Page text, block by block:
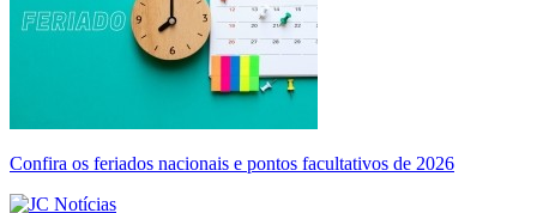
Confira os feriados nacionais e pontos facultativos de 2026